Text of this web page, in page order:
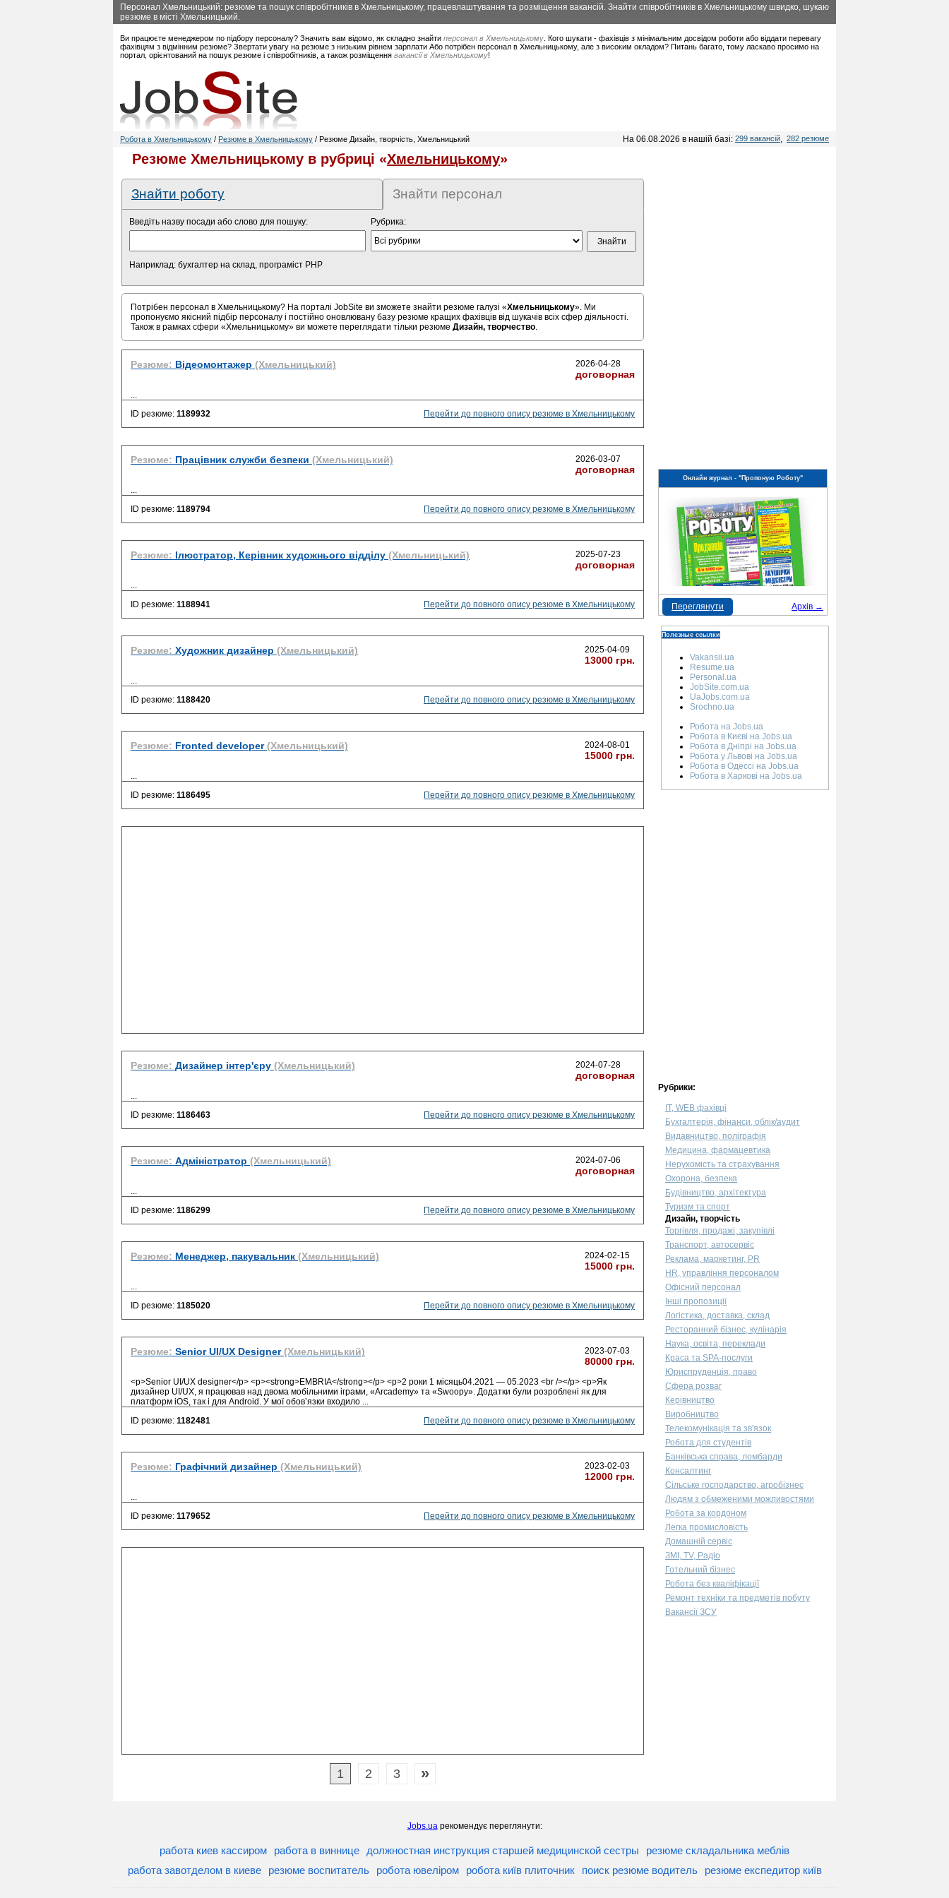
Персонал Хмельницький: резюме та пошук співробітників в Хмельницькому, працевлаштування та розміщення вакансій. Знайти співробітників в Хмельницькому швидко, шукаю
резюме в місті Хмельницький.
Ви працюєте менеджером по підбору персоналу? Значить вам відомо, як складно знайти персонал в Хмельницькому . Кого шукати - фахівців з мінімальним досвідом роботи або віддати перевагу
фахівцям з відмінним резюме? Звертати увагу на резюме з низьким рівнем зарплати Або потрібен персонал в Хмельницькому, але з високим окладом? Питань багато, тому ласкаво просимо на
портал, орієнтований на пошук резюме і співробітників, а також розміщення вакансії в Хмельницькому!
Робота в Хмельницькому / Резюме в Хмельницькому / Резюме Дизайн, творчість, Хмельницький На 06.08.2026 в нашій базі: 299 вакансій, 282 резюме
Резюме Хмельницькому в рубриці «Хмельницькому»
Знайти роботу Знайти персонал
Введіть назву посади або слово для пошуку:
Наприклад: бухгалтер на склад, програміст PHP
Рубрика:
Потрібен персонал в Хмельницькому? На порталі JobSite ви зможете знайти резюме галузі «Хмельницькому». Ми
пропонуємо якісний підбір персоналу і постійно оновлювану базу резюме кращих фахівців від шукачів всіх сфер діяльності.
Також в рамках сфери «Хмельницькому» ви можете переглядати тільки резюме Дизайн, творчество.
Резюме: Відеомонтажер (Хмельницький) 2026-04-28
договорная
...
ID резюме: 1189932 Перейти до повного опису резюме в Хмельницькому
Резюме: Працівник служби безпеки (Хмельницький) 2026-03-07
договорная
...
ID резюме: 1189794 Перейти до повного опису резюме в Хмельницькому
Резюме: Ілюстратор, Керівник художнього відділу (Хмельницький) 2025-07-23
договорная
...
ID резюме: 1188941 Перейти до повного опису резюме в Хмельницькому
Резюме: Художник дизайнер (Хмельницький) 2025-04-09
13000 грн.
...
ID резюме: 1188420 Перейти до повного опису резюме в Хмельницькому
Резюме: Fronted developer (Хмельницький) 2024-08-01
15000 грн.
...
ID резюме: 1186495 Перейти до повного опису резюме в Хмельницькому
Резюме: Дизайнер інтер'єру (Хмельницький) 2024-07-28
договорная
...
ID резюме: 1186463 Перейти до повного опису резюме в Хмельницькому
Резюме: Адміністратор (Хмельницький) 2024-07-06
договорная
...
ID резюме: 1186299 Перейти до повного опису резюме в Хмельницькому
Резюме: Менеджер, пакувальник (Хмельницький) 2024-02-15
15000 грн.
...
ID резюме: 1185020 Перейти до повного опису резюме в Хмельницькому
Резюме: Senior UI/UX Designer (Хмельницький) 2023-07-03
80000 грн.
<p>Senior UI/UX designer</p> <p><strong>EMBRIA</strong></p> <p>2 роки 1 місяць04.2021 — 05.2023 <br /></p> <p>Як
дизайнер UI/UX, я працював над двома мобільними іграми, «Arcademy» та «Swoopy». Додатки були розроблені як для
платформ iOS, так і для Android. У мої обов’язки входило ...
ID резюме: 1182481 Перейти до повного опису резюме в Хмельницькому
Резюме: Графічний дизайнер (Хмельницький) 2023-02-03
12000 грн.
...
ID резюме: 1179652 Перейти до повного опису резюме в Хмельницькому
1 2 3 »
Онлайн журнал - "Пропоную Роботу"
Архів →
Переглянути
Полезные ссылки
Vakansii.ua
Resume.ua
Personal.ua
JobSite.com.ua
UaJobs.com.ua
Srochno.ua
Робота на Jobs.ua
Робота в Києві на Jobs.ua
Робота в Дніпрі на Jobs.ua
Робота у Львові на Jobs.ua
Робота в Одессі на Jobs.ua
Робота в Харкові на Jobs.ua
Рубрики:
IT, WEB фахівці
Бухгалтерія, фінанси, облік/аудит
Видавництво, поліграфія
Медицина, фармацевтика
Нерухомість та страхування
Охорона, безпека
Будівництво, архітектура
Туризм та спорт
Дизайн, творчість
Торгівля, продажі, закупівлі
Транспорт, автосервіс
Реклама, маркетинг, PR
HR, управління персоналом
Офісний персонал
Інші пропозиції
Логістика, доставка, склад
Ресторанний бізнес, кулінарія
Наука, освіта, переклади
Краса та SPA-послуги
Юриспруденція, право
Сфера розваг
Керівництво
Виробництво
Телекомунікація та зв'язок
Робота для студентів
Банківська справа, ломбарди
Консалтинг
Сільське господарство, агробізнес
Людям з обмеженими можливостями
Робота за кордоном
Легка промисловість
Домашній сервіс
ЗМІ, TV, Радіо
Готельний бізнес
Робота без кваліфікації
Ремонт техніки та предметів побуту
Вакансії ЗСУ
Jobs.uaрекомендує переглянути:
работа киев кассиром работа в виннице должностная инструкция старшей медицинской сестры
резюме складальника меблів
работа завотделом в киеве
резюме воспитатель робота ювеліром робота київ плиточник поиск резюме водитель резюме експедитор київ